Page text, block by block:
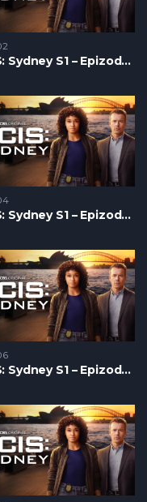
NCIS: Sydney S1 – Epizoda 02
NCIS: Sydney S1 – Epizoda 04
NCIS: Sydney S1 – Epizoda 06